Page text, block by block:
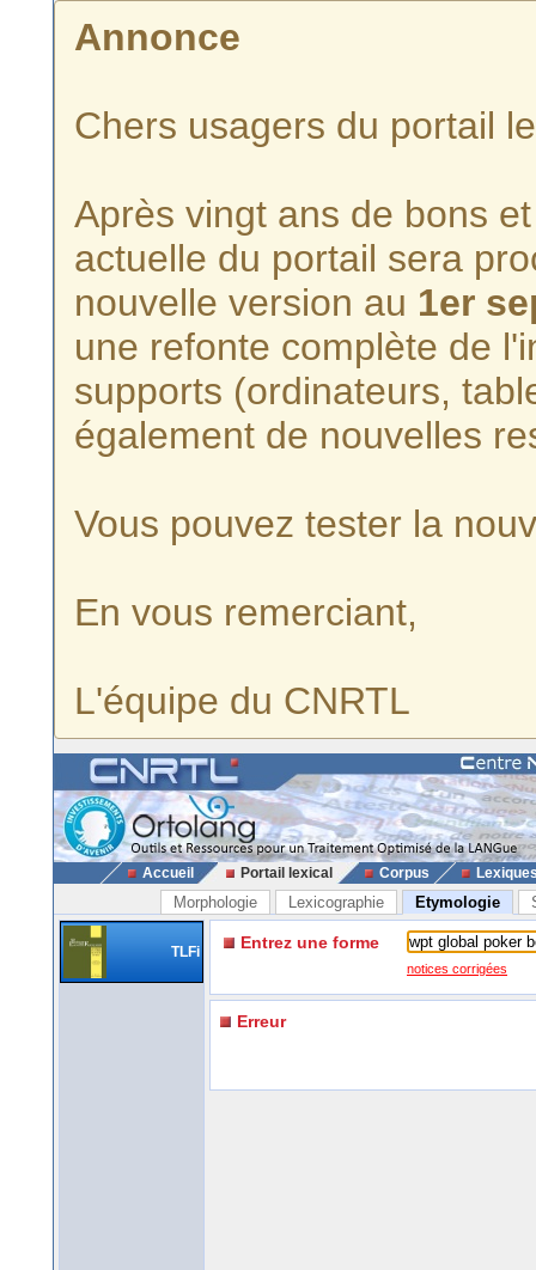
Annonce
Chers usagers du portail
Après vingt ans de bons
actuelle du portail sera
nouvelle version au 1er
une refonte complète de
supports (ordinateurs,
également de nouvelles
Vous pouvez tester la
En vous remerciant,
L'équipe du CNRTL
Accueil Portail lexical Corpus
Morphologie Lexicographie Etymologie
TLFi Entrez une forme
notices corrigées
Erreur